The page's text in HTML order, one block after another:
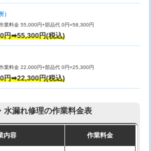
厚さ10㎝まで）
厚さ10㎝超え）
10㎝まで）
10㎝超え）
16,500円
現場見積
壁付・デッキ
（壁付・デッキ
16,500円+材料費
・排水トラップ
部品） 11,000円+材料費
栓） 13,200円
水栓） 16,500円
）
業料金 55,000円+部品代 0円=58,300円
円➡55,300円(税込)
業料金 22,000円+部品代 0円=25,300円
円➡22,300円(税込)
水漏れ修理の作業料金表
内容 作業料金